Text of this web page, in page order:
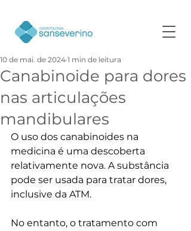
Canabinoide para dores
nas articulações
mandibulares
10 de mai. de 2024 1 min de leitura
O uso dos canabinoides na
medicina é uma descoberta
relativamente nova. A substância
pode ser usada para tratar dores,
inclusive da ATM.
No entanto, o tratamento com